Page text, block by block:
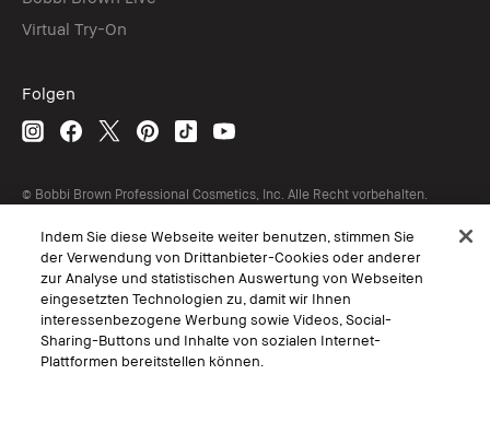
Virtual Try-On
Folgen
© Bobbi Brown Professional Cosmetics, Inc. Alle Recht vorbehalten.
Interessen-Basierte Werbung
Geschäftsbedingungen
Datenschutzerklärung
Nutzungsbedingungen
Persönliche Einstellungen vornehmen
Indem Sie diese Webseite weiter benutzen, stimmen Sie
der Verwendung von Drittanbieter-Cookies oder anderer
zur Analyse und statistischen Auswertung von Webseiten
eingesetzten Technologien zu, damit wir Ihnen
interessenbezogene Werbung sowie Videos, Social-
Sharing-Buttons und Inhalte von sozialen Internet-
Plattformen bereitstellen können.